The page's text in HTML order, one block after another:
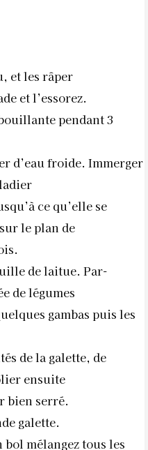
et les râper
et l’essorez.
pendant 3
d’eau froide. Immerger
ce qu’elle se
le plan de
de laitue. Par-
de légumes
gambas puis les
de la galette, de
ensuite
bien serré.
galette.
bol mélangez tous les